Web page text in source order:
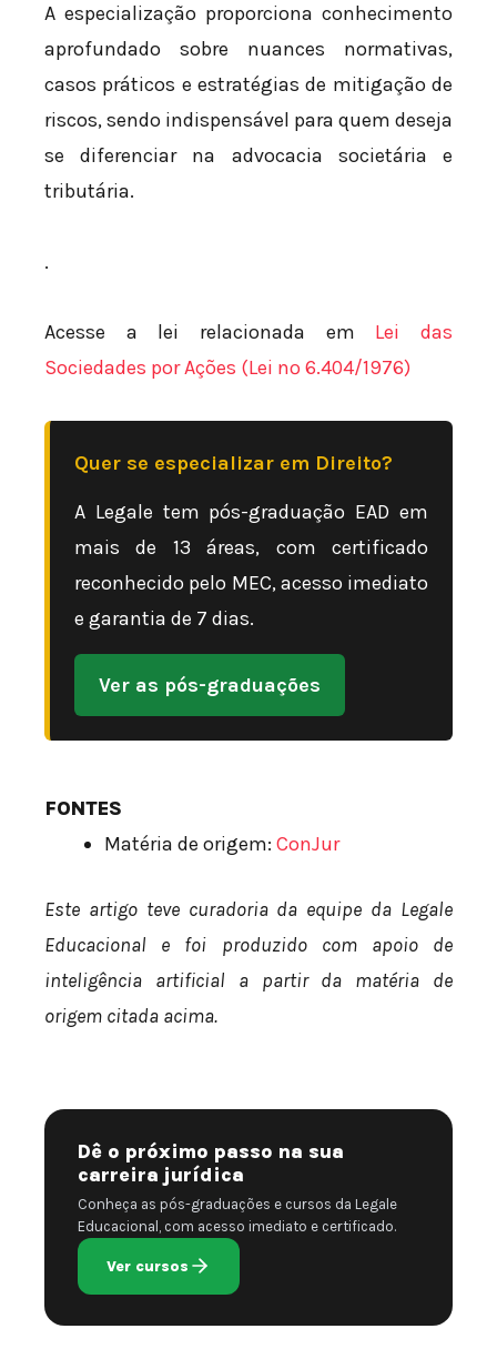
A especialização proporciona conhecimento
aprofundado sobre nuances normativas,
casos práticos e estratégias de mitigação de
riscos, sendo indispensável para quem deseja
se diferenciar na advocacia societária e
tributária.
.
Acesse a lei relacionada em Lei das
Sociedades por Ações (Lei nº 6.404/1976)
Quer se especializar em Direito?
A Legale tem pós-graduação EAD em
mais de 13 áreas, com certificado
reconhecido pelo MEC, acesso imediato
e garantia de 7 dias.
Ver as pós-graduações
FONTES
Matéria de origem: ConJur
Este artigo teve curadoria da equipe da Legale
Educacional e foi produzido com apoio de
inteligência artificial a partir da matéria de
origem citada acima.
Dê o próximo passo na sua
carreira jurídica
Conheça as pós-graduações e cursos da Legale
Educacional, com acesso imediato e certificado.
Ver cursos